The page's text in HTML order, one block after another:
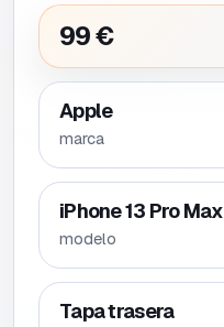
99 €
Apple
marca
iPhone 13 Pro Max
modelo
Tapa trasera